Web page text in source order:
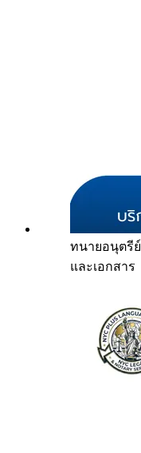
ทนายอนุตรีย์
และเอกสาร